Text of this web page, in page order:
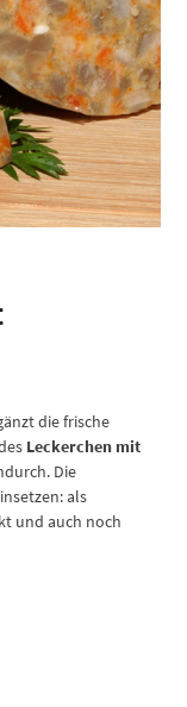
die frische
Leckerchen mit
Die
als
und auch noch